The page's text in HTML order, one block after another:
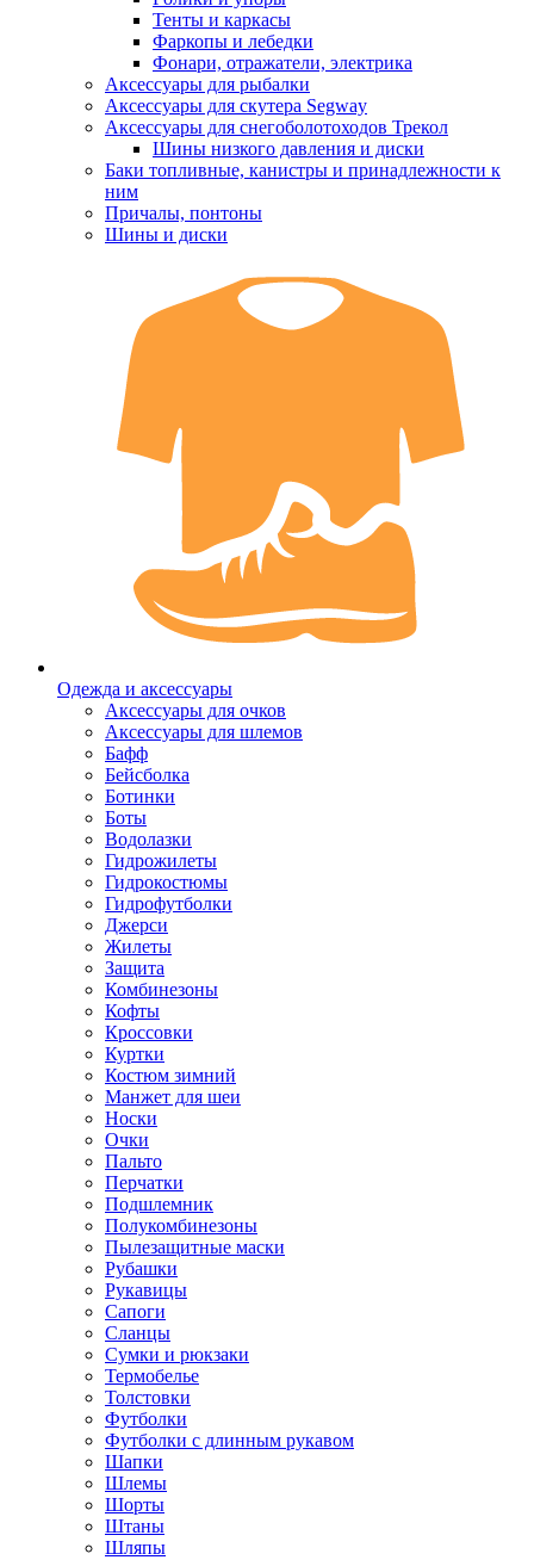
Тенты и каркасы
Фаркопы и лебедки
Фонари, отражатели, электрика
Аксессуары для рыбалки
Аксессуары для скутера Segway
Аксессуары для снегоболотоходов Трекол
Шины низкого давления и диски
Баки топливные, канистры и принадлежности к
ним
Причалы, понтоны
Шины и диски
Одежда и аксессуары
Аксессуары для очков
Аксессуары для шлемов
Бафф
Бейсболка
Ботинки
Боты
Водолазки
Гидрожилеты
Гидрокостюмы
Гидрофутболки
Джерси
Жилеты
Защита
Комбинезоны
Кофты
Кроссовки
Куртки
Костюм зимний
Манжет для шеи
Носки
Очки
Пальто
Перчатки
Подшлемник
Полукомбинезоны
Пылезащитные маски
Рубашки
Рукавицы
Сапоги
Сланцы
Сумки и рюкзаки
Термобелье
Толстовки
Футболки
Футболки с длинным рукавом
Шапки
Шлемы
Шорты
Штаны
Шляпы